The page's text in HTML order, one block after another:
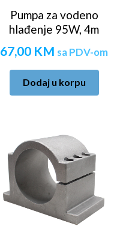
Pumpa za vodeno
hlađenje 95W, 4m
67,00 KM sa PDV-om
Dodaj u korpu